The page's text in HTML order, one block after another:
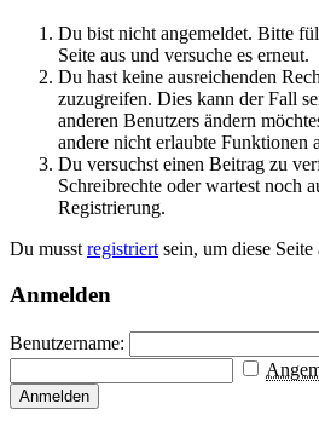
Du bist nicht angemeldet. Bitte
Seite aus und versuche es erneut.
Du hast keine ausreichenden
zuzugreifen. Dies kann der Fall
anderen Benutzers ändern
andere nicht erlaubte Funktionen
Du versuchst einen Beitrag zu
Schreibrechte oder wartest noch
Registrierung.
Du musst registriert sein, um diese
Anmelden
Benutzername:
Anmelden